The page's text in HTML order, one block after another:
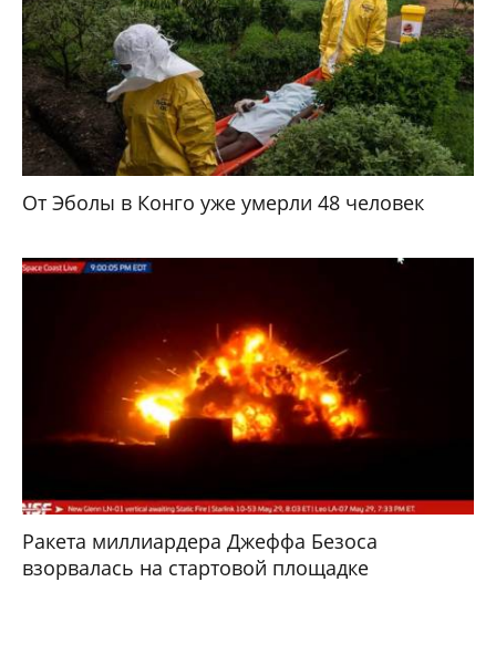
От Эболы в Конго уже умерли 48 человек
Ракета миллиардера Джеффа Безоса
взорвалась на стартовой площадке